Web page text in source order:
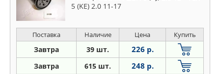
5 (KE) 2.0 11-17
Поставка Наличие Цена Купить
Завтра 39 шт. 226 р.
Завтра 615 шт. 248 р.